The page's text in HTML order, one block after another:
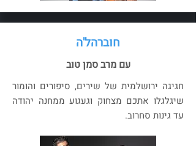
חוברהל'ה
עם מרב סמן טוב
חגיגה ירושלמית של שירים, סיפורים והומור
שיגלגלו אתכם מצחוק וגעגוע ממחנה יהודה
עד גינות סחרוב.